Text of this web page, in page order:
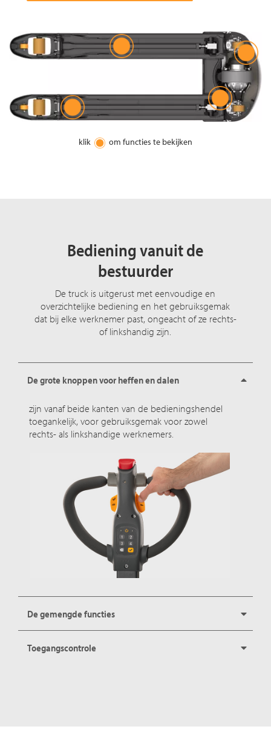
klik om functies te bekijken
Bediening vanuit de
bestuurder
De truck is uitgerust met eenvoudige en
overzichtelijke bediening en het gebruiksgemak
dat bij elke werknemer past, ongeacht of ze rechts-
of linkshandig zijn.
De grote knoppen voor heffen en dalen
zijn vanaf beide kanten van de bedieningshendel
toegankelijk, voor gebruiksgemak voor zowel
rechts- als linkshandige werknemers.
De gemengde functies
Toegangscontrole